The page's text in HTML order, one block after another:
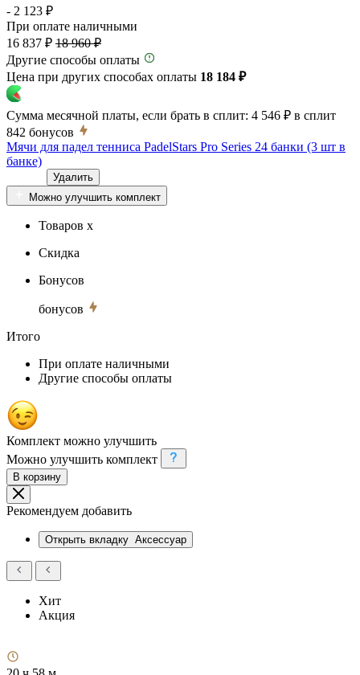
- 2 123 ₽
При оплате наличными
16 837 ₽ 18 960 ₽
Другие способы оплаты
Цена при других способах оплаты 18 184 ₽
Сумма месячной платы, если брать в сплит: 4 546 ₽ в сплит
842 бонусов
Мячи для падел тенниса PadelStars Pro Series 24 банки (3 шт в
банке)
Удалить
Можно улучшить комплект
Товаров x
Скидка
Бонусов
бонусов
Итого
При оплате наличными
Другие способы оплаты
Комплект можно улучшить
Можно улучшить комплект
В корзину
Рекомендуем добавить
Открыть вкладку Аксессуар
Хит
Акция